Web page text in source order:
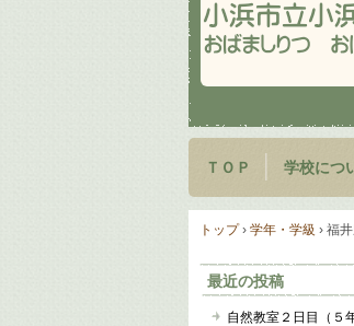
ＴＯＰ 学校につ
トップ› 学年・学級 › 福
最近の投稿
自然教室２日目（５年